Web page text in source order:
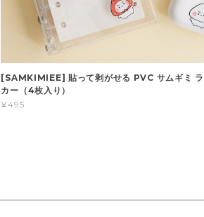
[SAMKIMIEE] 貼って剥がせる PVC サムギミ ラ
カー（4枚入り）
¥495